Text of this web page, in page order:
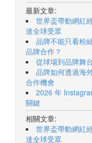
最新文章:
世界盃帶動網紅
達全球受眾
品牌不能只看粉
品牌合作？
從球場到品牌舞
品牌如何透過海
合作機會
2026 年
關鍵
相關文章:
世界盃帶動網紅
達全球受眾